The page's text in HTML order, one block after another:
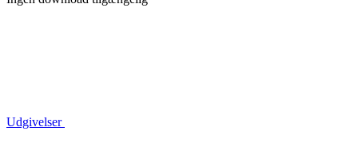
Udgivelser